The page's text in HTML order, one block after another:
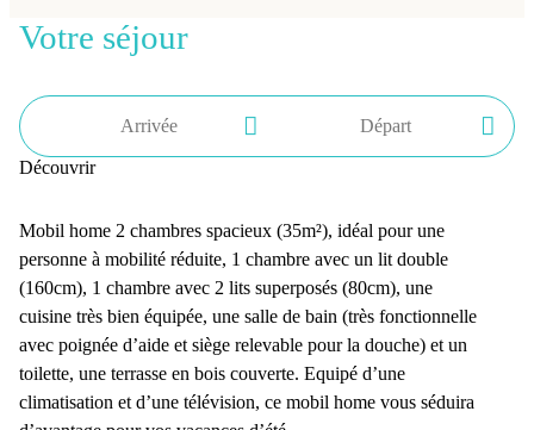
Mobil home 2 chambres spacieux (35m²), idéal pour une
personne à mobilité réduite, 1 chambre avec un lit double
(160cm), 1 chambre avec 2 lits superposés (80cm), une
cuisine très bien équipée, une salle de bain (très fonctionnelle
avec poignée d’aide et siège relevable pour la douche) et un
toilette, une terrasse en bois couverte. Equipé d’une
climatisation et d’une télévision, ce mobil home vous séduira
Votre séjour
Découvrir